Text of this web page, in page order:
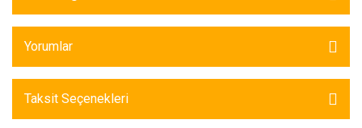
Yorumlar
Taksit Seçenekleri